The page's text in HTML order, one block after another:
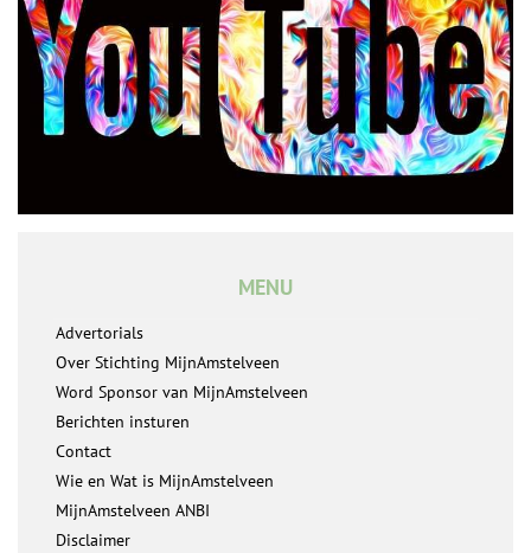
MENU
Advertorials
Over Stichting MijnAmstelveen
Word Sponsor van MijnAmstelveen
Berichten insturen
Contact
Wie en Wat is MijnAmstelveen
MijnAmstelveen ANBI
Disclaimer